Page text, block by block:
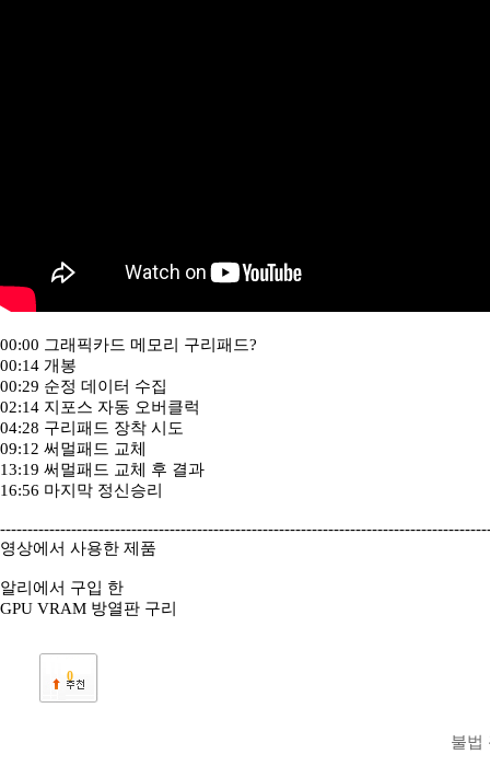
00:00 그래픽카드 메모리 구리패드?
00:14 개봉
00:29 순정 데이터 수집
02:14 지포스 자동 오버클럭
04:28 구리패드 장착 시도
09:12 써멀패드 교체
13:19 써멀패드 교체 후 결과
16:56 마지막 정신승리
영상에서 사용한 제품
알리에서 구입 한
GPU VRAM 방열판 구리
0
불법